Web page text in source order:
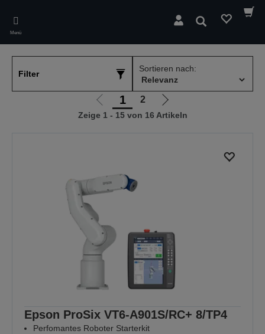
main
content
Menü
Suchen
Filter
Sortieren nach:
Zur
vorherigen
1 2
Zur
nächsten
Zeige 1 - 15 von 16 Artikeln
Epson ProSix VT6-A901S/RC+ 8/TP4
Perfomantes Roboter Starterkit